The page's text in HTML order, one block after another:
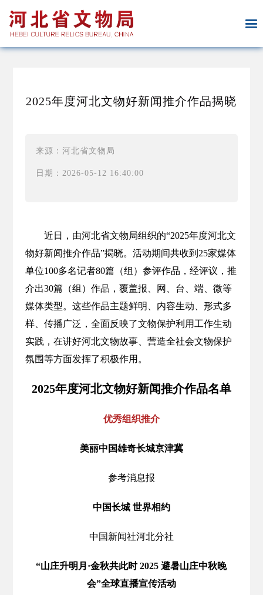
2025年度河北文物好新闻推介作品揭晓
来源：河北省文物局
日期：2026-05-12 16:40:00
近日，由河北省文物局组织的“2025年度河北文
物好新闻推介作品”揭晓。活动期间共收到25家媒体
单位100多名记者80篇（组）参评作品，经评议，推
介出30篇（组）作品，覆盖报、网、台、端、微等
媒体类型。这些作品主题鲜明、内容生动、形式多
样、传播广泛，全面反映了文物保护利用工作生动
实践，在讲好河北文物故事、营造全社会文物保护
氛围等方面发挥了积极作用。
2025年度河北文物好新闻推介作品名单
优秀组织推介
美丽中国雄奇长城京津冀
参考消息报
中国长城 世界相约
中国新闻社河北分社
“山庄升明月·金秋共此时 2025 避暑山庄中秋晚
会”全球直播宣传活动